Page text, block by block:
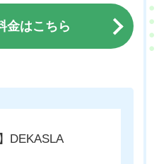
金はこちら
DEKASLA